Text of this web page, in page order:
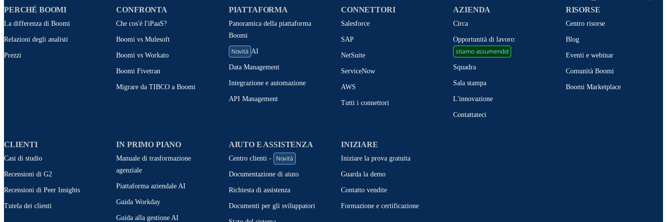
PERCHÉ BOOMI
La differenza di Boomi
Relazioni degli analisti
Prezzi
CONFRONTA
Che cos'è l'iPaaS?
Boomi vs Mulesoft
Boomi vs Workato
Boomi Fivetran
Migrare da TIBCO a Boomi
PIATTAFORMA
Panoramica della piattaforma
Boomi
Novità AI
Data Management
Integrazione e automazione
API Management
CONNETTORI
Salesforce
SAP
NetSuite
ServiceNow
AWS
Tutti i connettori
AZIENDA
Circa
Opportunità di lavoro:
stiamo assumendo!
Squadra
Sala stampa
L'innovazione
Contattateci
RISORSE
Centro risorse
Blog
Eventi e webinar
Comunità Boomi
Boomi Marketplace
CLIENTI
Casi di studio
Recensioni di G2
Recensioni di Peer Insights
Tutela dei clienti
IN PRIMO PIANO
Manuale di trasformazione
agenziale
Piattaforma aziendale AI
Guida Workday
Guida alla gestione AI
AIUTO E ASSISTENZA
Centro clienti - Novità
Documentazione di aiuto
Richiesta di assistenza
Documenti per gli sviluppatori
INIZIARE
Iniziare la prova gratuita
Guarda la demo
Contatto vendite
Formazione e certificazione